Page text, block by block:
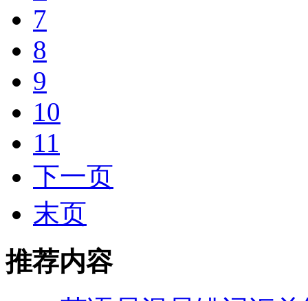
7
8
9
10
11
下一页
末页
推荐内容